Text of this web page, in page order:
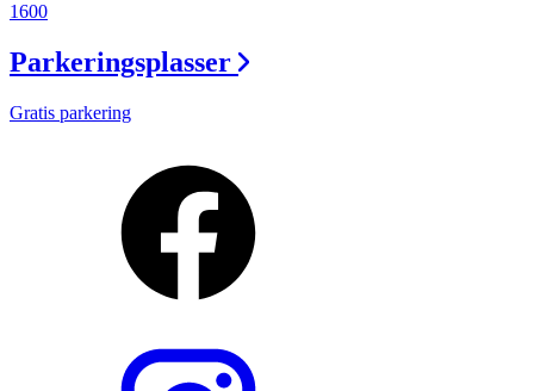
1600
Parkeringsplasser
Gratis parkering